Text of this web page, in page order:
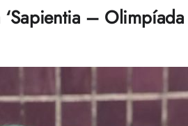
– Olimpíada